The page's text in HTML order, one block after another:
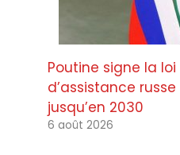
Poutine signe la
d’assistance russe
jusqu’en 2030
6 août 2026